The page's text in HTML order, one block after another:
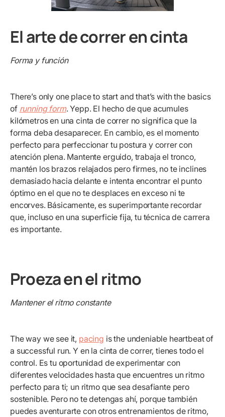
El arte de correr en cinta
Forma y función
There’s only one place to start and that’s with the basics
of running form. Yepp. El hecho de que acumules
kilómetros en una cinta de correr no significa que la
forma deba desaparecer. En cambio, es el momento
perfecto para perfeccionar tu postura y correr con
atención plena. Mantente erguido, trabaja el tronco,
mantén los brazos relajados pero firmes, no te inclines
demasiado hacia delante e intenta encontrar el punto
óptimo en el que no te desplaces en exceso ni te
encorves. Básicamente, es superimportante recordar
que, incluso en una superficie fija, tu técnica de carrera
es importante.
Proeza en el ritmo
Mantener el ritmo constante
The way we see it, pacing is the undeniable heartbeat of
a successful run. Y en la cinta de correr, tienes todo el
control. Es tu oportunidad de experimentar con
diferentes velocidades hasta que encuentres un ritmo
perfecto para ti; un ritmo que sea desafiante pero
sostenible. Pero no te detengas ahí, porque también
puedes aventurarte con otros entrenamientos de ritmo,